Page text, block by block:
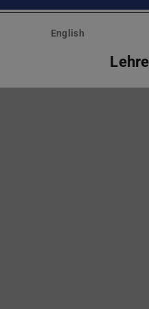
English
Lehre